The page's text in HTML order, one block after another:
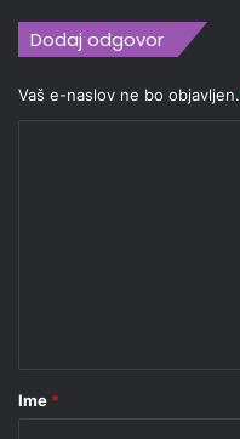
Dodaj odgovor
Vaš e-naslov ne bo objavljen.
rIme *